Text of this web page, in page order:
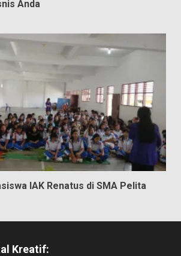
Anda
IAK Renatus di SMA Pelita
Kreatif: